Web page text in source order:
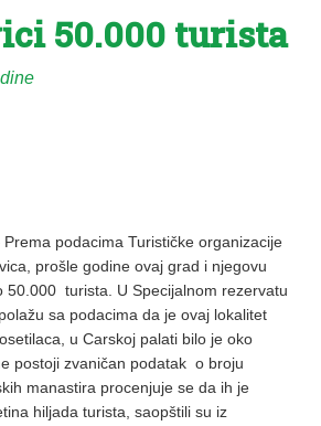
50.000 turista
Prema podacima Turističke organizacije
prošle godine ovaj grad i njegovu
50.000 turista. U Specijalnom rezervatu
sa podacima da je ovaj lokalitet
u Carskoj palati bilo je oko
postoji zvaničan podatak o broju
manastira procenjuje se da ih je
hiljada turista, saopštili su iz